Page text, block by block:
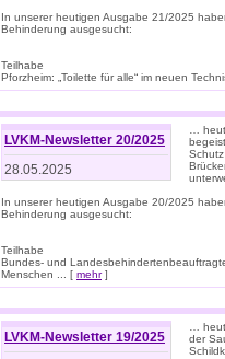
In unserer heutigen Ausgabe 21/2025
Behinderung ausgesucht:
Teilhabe
Pforzheim: „Toilette für alle“ im neuen
LVKM-Newsletter 20/2025
28.05.2025
…
In unserer heutigen Ausgabe 20/2025
Behinderung ausgesucht:
Teilhabe
Bundes- und
Menschen ... [ mehr]
LVKM-Newsletter 19/2025
…
der